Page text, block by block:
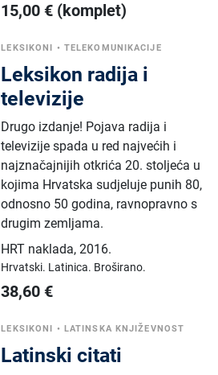
15,00 € (komplet)
LEKSIKONI • TELEKOMUNIKACIJE
Leksikon radija i
televizije
Drugo izdanje! Pojava radija i
televizije spada u red najvećih i
najznačajnijih otkrića 20. stoljeća u
kojima Hrvatska sudjeluje punih 80,
odnosno 50 godina, ravnopravno s
drugim zemljama.
HRT naklada,2016.
Hrvatski. Latinica. Broširano.
38,60 €
LEKSIKONI • LATINSKA KNJIŽEVNOST
Latinski citati